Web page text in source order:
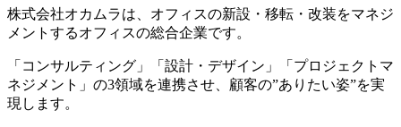
株式会社オカムラは、オフィスの新設・移転・改装をマネジ
メントするオフィスの総合企業です。
「コンサルティング」「設計・デザイン」「プロジェクトマ
ネジメント」の3領域を連携させ、顧客の”ありたい姿”を実
現します。